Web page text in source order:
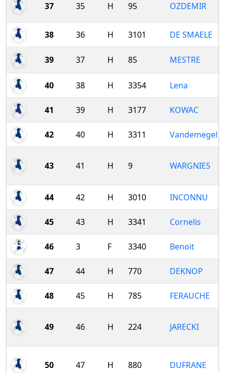
37 35 H 95 OZDEMIR
38 36 H 3101 DE SMAELE
39 37 H 85 MESTRE
40 38 H 3354 Lena
41 39 H 3177 KOWAC
42 40 H 3311 Vandemegel
43 41 H 9 WARGNIES
44 42 H 3010 INCONNU
45 43 H 3341 Cornelis
46 3 F 3340 Benoit
47 44 H 770 DEKNOP
48 45 H 785 FERAUCHE
49 46 H 224 JARECKI
50 47 H 880 DUFRANE